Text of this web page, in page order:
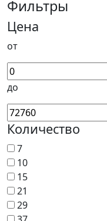
Фильтры
Цена
от
до
Количество
7
10
15
21
29